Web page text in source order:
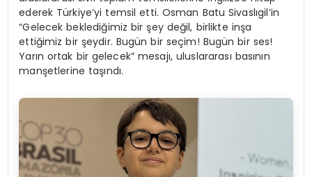
ederek Türkiye’yi temsil etti. Osman Batu Sivaslıgil’in
“Gelecek beklediğimiz bir şey değil, birlikte inşa
ettiğimiz bir şeydir. Bugün bir seçim! Bugün bir ses!
Yarın ortak bir gelecek” mesajı, uluslararası basının
manşetlerine taşındı.